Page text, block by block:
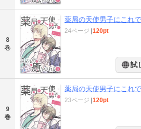
8
巻
薬局の天使男子にこれ
24ページ 120pt
試
9
巻
薬局の天使男子にこれ
23ページ 120pt